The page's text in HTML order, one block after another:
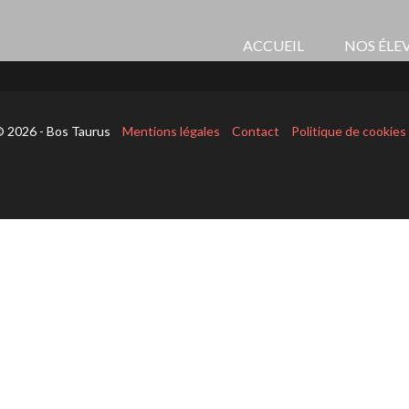
ACCUEIL NOS
2026 - Bos Taurus Mentions légales Contact Politique de cookies